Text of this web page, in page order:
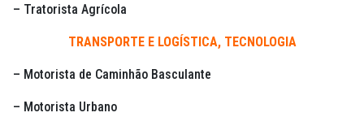
– Tratorista Agrícola
TRANSPORTE E LOGÍSTICA, TECNOLOGIA
– Motorista de Caminhão Basculante
– Motorista Urbano